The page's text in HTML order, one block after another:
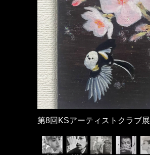
第8回KSアーティストクラブ展